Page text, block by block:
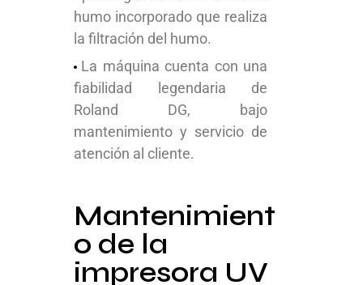
humo incorporado que realiza
la filtración del humo.
La máquina cuenta con una
fiabilidad legendaria de
Roland DG, bajo
mantenimiento y servicio de
atención al cliente.
Mantenimient
o de la
impresora UV